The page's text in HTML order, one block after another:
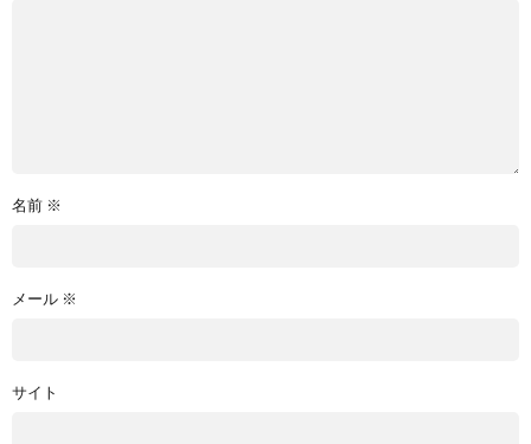
名前 ※
メール ※
サイト